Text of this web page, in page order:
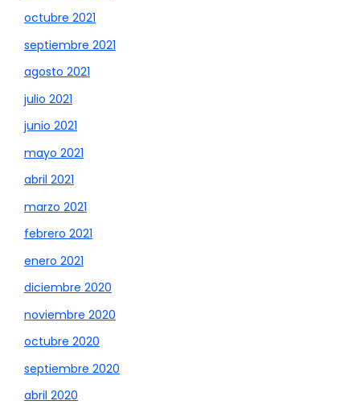
octubre 2021
septiembre 2021
agosto 2021
julio 2021
junio 2021
mayo 2021
abril 2021
marzo 2021
febrero 2021
enero 2021
diciembre 2020
noviembre 2020
octubre 2020
septiembre 2020
abril 2020